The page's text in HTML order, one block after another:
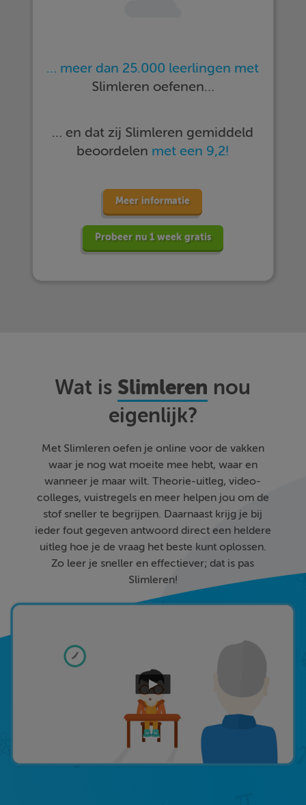
… meer dan 25.000 leerlingen met
Slimleren oefenen…
… en dat zij Slimleren gemiddeld
beoordelen met een 9,2!
Meer informatie
Probeer nu 1 week gratis
Wat is Slimleren nou
eigenlijk?
Met Slimleren oefen je online voor de vakken
waar je nog wat moeite mee hebt, waar en
wanneer je maar wilt. Theorie-uitleg, video-
colleges, vuistregels en meer helpen jou om de
stof sneller te begrijpen. Daarnaast krijg je bij
ieder fout gegeven antwoord direct een heldere
uitleg hoe je de vraag het beste kunt oplossen.
Zo leer je sneller en effectiever; dat is pas
Slimleren!